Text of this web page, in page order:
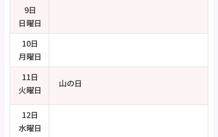
9日
日曜日
10日
月曜日
11日
火曜日
山の日
12日
水曜日